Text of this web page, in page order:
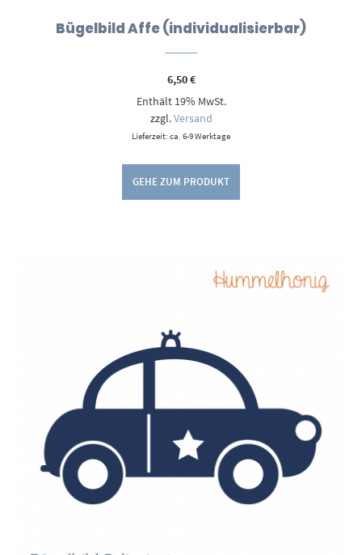
Bügelbild Affe (individualisierbar)
6,50€
Enthält 19% MwSt.
zzgl.Versand
Lieferzeit: ca. 6-9 Werktage
GEHE ZUM PRODUKT